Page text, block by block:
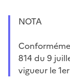
NOTA
814 du 9
vigueur le